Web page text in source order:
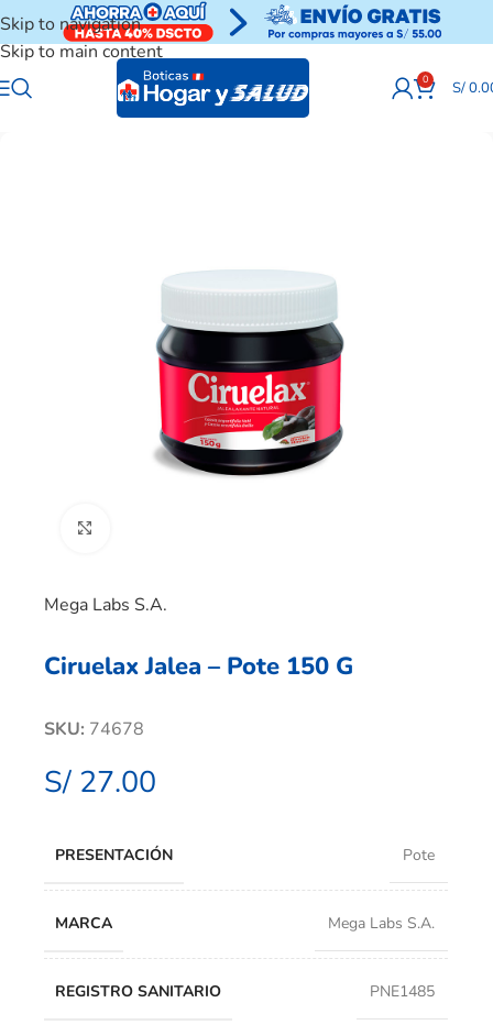
Skip to navigation
Skip to main content
0 S/
Mega Labs S.A.
Ciruelax Jalea – Pote 150 G
SKU: 74678
S/ 27.00
PRESENTACIÓN Pote
MARCA Mega Labs S.A.
REGISTRO SANITARIO PNE1485